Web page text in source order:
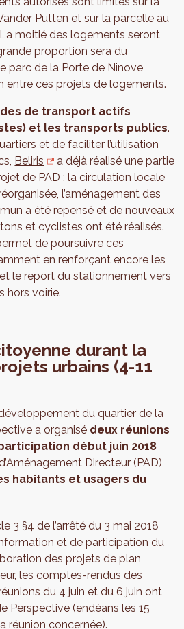
Putten et sur la parcelle au
moitié des logements seront
proportion sera du
parc de la Porte de Ninove
entre ces projets de logements.
de transport actifs
et les transports publics.
et de faciliter l’utilisation
Beliris
a déjà réalisé une partie
de PAD : la circulation locale
l’aménagement des
a été repensé et de nouveaux
et cyclistes ont été réalisés.
de poursuivre ces
en renforçant encore les
le report du stationnement vers
hors voirie.
durant la
urbains (4-11
du quartier de la
a organisé deux réunions
début juin 2018
Directeur (PAD)
habitants et usagers du
3 §4 de l’arrêté du 3 mai 2018
et de participation du
des projets de plan
les comptes-rendus des
du 4 juin et du 6 juin ont
Perspective (endéans les 15
réunion concernée).